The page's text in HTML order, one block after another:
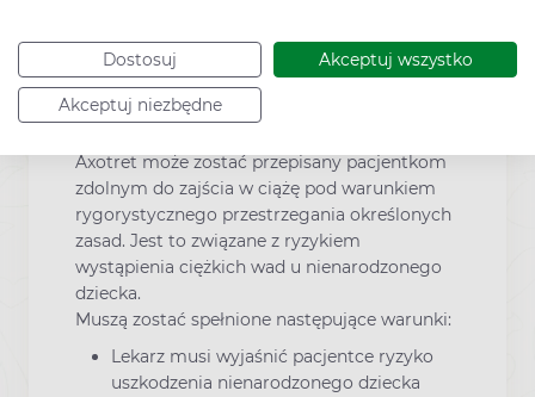
Dostosuj Akceptuj wszystko
Akceptuj niezbędne
miesiąc po zakończeniu leczenia
ponieważ lek może być nadal obecny w
organizmie pacjentki.
Axotret może zostać przepisany pacjentkom
zdolnym do zajścia w ciążę pod warunkiem
rygorystycznego przestrzegania określonych
zasad. Jest to związane z ryzykiem
wystąpienia ciężkich wad u nienarodzonego
dziecka.
Muszą zostać spełnione następujące warunki:
Lekarz musi wyjaśnić pacjentce ryzyko
uszkodzenia nienarodzonego dziecka